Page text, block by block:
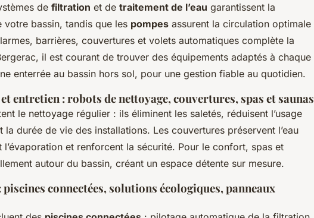
de filtration et de traitement de l’eau garantissent la
bassin, tandis que les pompes assurent la circulation optimale
barrières, couvertures et volets automatiques complète la
il est courant de trouver des équipements adaptés à chaque
enterrée au bassin hors sol, pour une gestion fiable au quotidien.
entretien : robots de nettoyage, couvertures, spas et saunas
le nettoyage régulier : ils éliminent les saletés, réduisent l’usage
durée de vie des installations. Les couvertures préservent l’eau
et renforcent la sécurité. Pour le confort, spas et
autour du bassin, créant un espace détente sur mesure.
connectées, solutions écologiques, panneaux